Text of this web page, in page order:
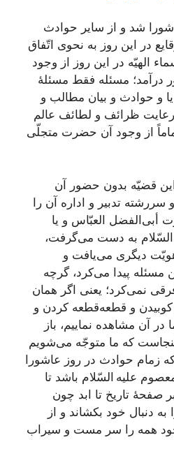
شد و از سایر حوادث
در این روز به نحوی اتّفاق
الهیّه در این روز از وجود
مسئله فقط مسئلۀ
و حوادث و بیان مطالب و
ظرائف و لطائف عالم
از وجود آن حضرت متجلّی
قضیّه بدون حضور آن
تدبیر و اداره آن را
العبّاس و یا
به دست می‌گرفت،
هویّت دیگری می‌یافت و
مسئله پیدا می‌کرد، گرچه
نمی‌کرد؛ یعنی اگر همان
و قطعه‌قطعه کردن و
در آن مشاهده نماییم، باز
که ما متوجّه می‌شویم
زمام حوادث در روز عاشورا
علیه السّلام باشد تا
صفحۀ تاریخ تا ابد چون
به دنبال خود بکشاند و از
همه را سر مست و سیراب